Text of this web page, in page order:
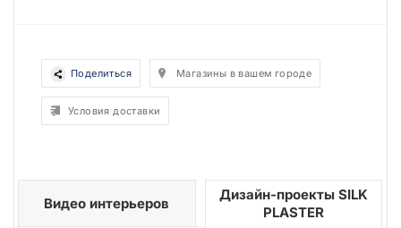
Поделиться Магазины в вашем городе
Условия доставки
Видео интерьеров
Дизайн-проекты SILK
PLASTER